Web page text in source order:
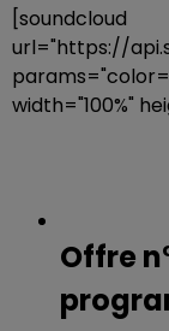
[soundcloud
url="https://
width="100%"
Offre